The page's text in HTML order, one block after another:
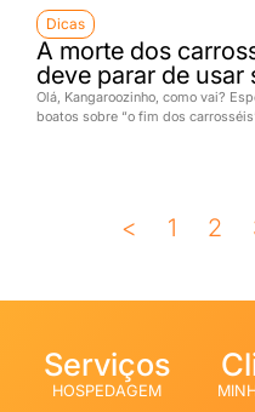
Dicas
A morte dos
deve parar de usar
Olá, Kangaroozinho, como vai?
boatos sobre “o fim dos
< 1 2
Serviços
HOSPEDAGEM